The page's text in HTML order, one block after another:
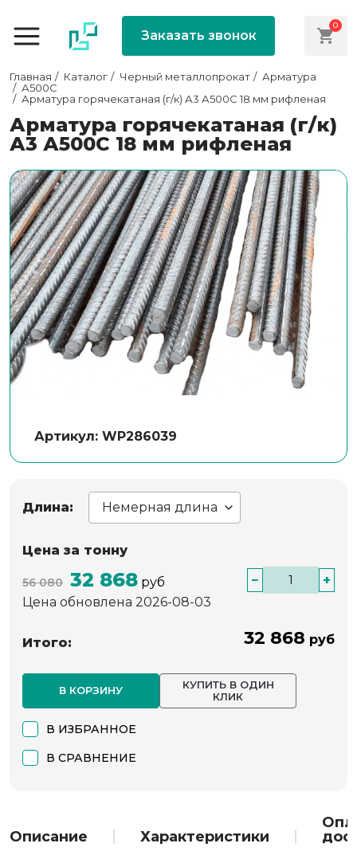
Заказать звонок
0
Главная Каталог Черный металлопрокат
Арматура
А500С
Арматура горячекатаная (г/к) А3 А500С 18 мм рифленая
Арматура горячекатаная (г/к)
А3 А500С 18 мм рифленая
Артикул: WP286039
Длина:
Цена за тонну
56 080 32 868 руб −
+
Цена обновлена 2026-08-03
Итого: 32 868 руб
В КОРЗИНУ
КУПИТЬ В ОДИН
КЛИК
В ИЗБРАННОЕ
В СРАВНЕНИЕ
Описание Характеристики